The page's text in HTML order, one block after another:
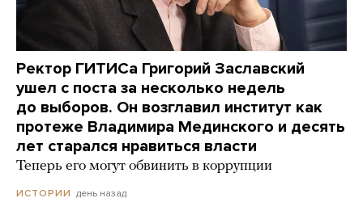
Ректор ГИТИСа Григорий Заславский
ушел с поста за несколько недель
до выборов. Он возглавил институт как
протеже Владимира Мединского и десять
лет старался нравиться власти
Теперь его могут обвинить в коррупции
ИСТОРИИ день назад